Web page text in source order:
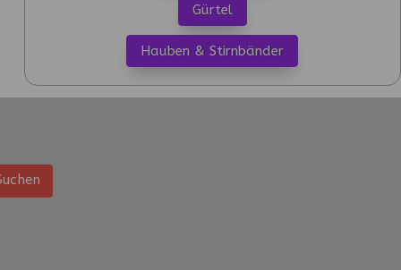
Gürtel
Hauben & Stirnbänder